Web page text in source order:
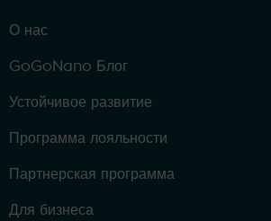
О нас
GoGoNano Блог
Устойчивое развитие
Программа лояльности
Партнерская программа
Для бизнеса